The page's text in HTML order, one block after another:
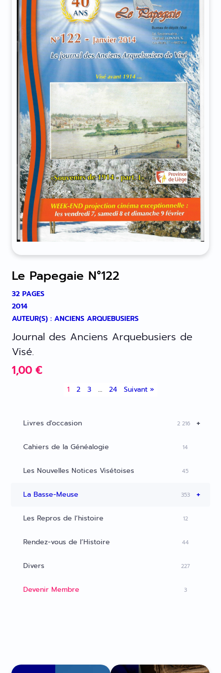
Le Papegaie N°122
32 PAGES
2014
AUTEUR(S) : ANCIENS ARQUEBUSIERS
Journal des Anciens Arquebusiers de
Visé.
1,00 €
1 2 3 … 24 Suivant »
+
Livres d'occasion 2 216
Cahiers de la Généalogie 14
Les Nouvelles Notices Visétoises 45
+
La Basse-Meuse 353
Les Repros de l’histoire 12
Rendez-vous de l’Histoire 44
Divers 227
Devenir Membre 3